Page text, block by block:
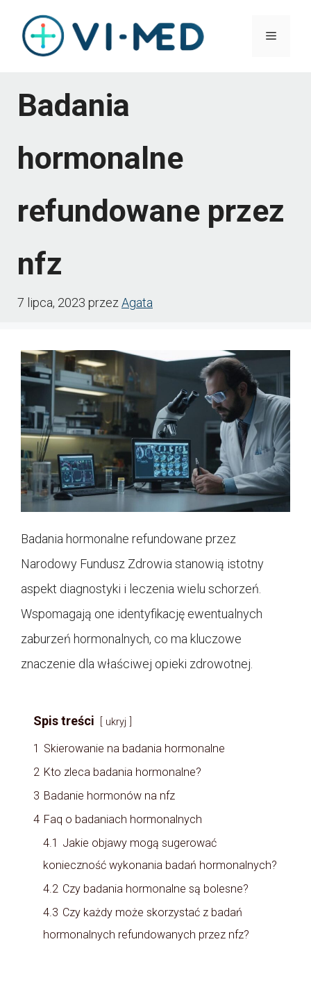
Przejdź
Menu
Badania
hormonalne
refundowane przez
nfz
7 lipca, 2023 przez Agata
Badania hormonalne refundowane przez
Narodowy Fundusz Zdrowia stanowią istotny
aspekt diagnostyki i leczenia wielu schorzeń.
Wspomagają one identyfikację ewentualnych
zaburzeń hormonalnych, co ma kluczowe
znaczenie dla właściwej opieki zdrowotnej.
Spis treści ukryj
1 Skierowanie na badania hormonalne
2 Kto zleca badania hormonalne?
3 Badanie hormonów na nfz
4 Faq o badaniach hormonalnych
4.1 Jakie objawy mogą sugerować
konieczność wykonania badań hormonalnych?
4.2 Czy badania hormonalne są bolesne?
4.3 Czy każdy może skorzystać z badań
hormonalnych refundowanych przez nfz?